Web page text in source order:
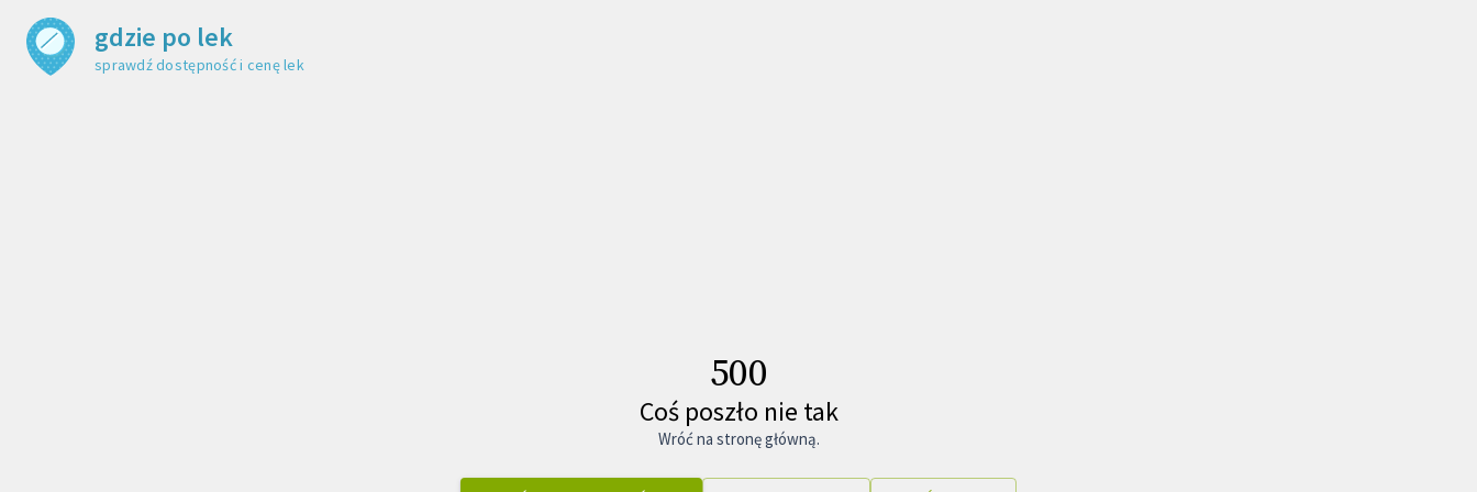
sprawdź dostępność i cenę leku
gdzie po lek
500
Coś poszło nie tak
Wróć na stronę główną.